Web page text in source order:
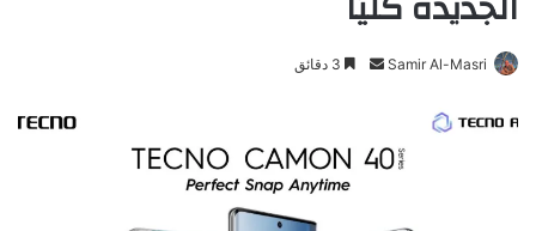
Samir Al-Masri
ل